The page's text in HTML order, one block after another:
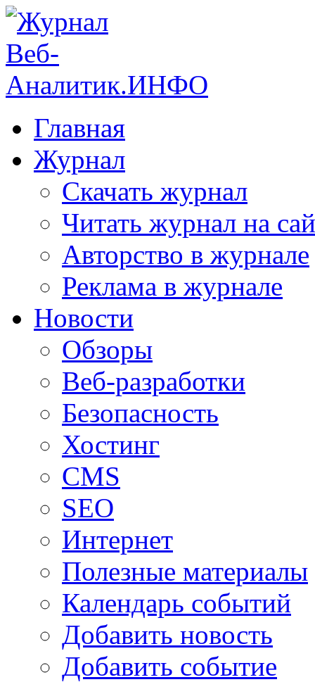
Главная
Журнал
Скачать журнал
Читать журнал на
Авторство в журнале
Реклама в журнале
Новости
Обзоры
Веб-разработки
Безопасность
Хостинг
CMS
SEO
Интернет
Полезные материалы
Календарь событий
Добавить новость
Добавить событие